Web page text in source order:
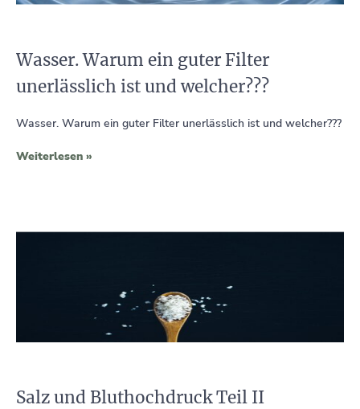
Wasser. Warum ein guter Filter
unerlässlich ist und welcher???
Wasser. Warum ein guter Filter unerlässlich ist und welcher???
Weiterlesen »
Salz und Bluthochdruck Teil II